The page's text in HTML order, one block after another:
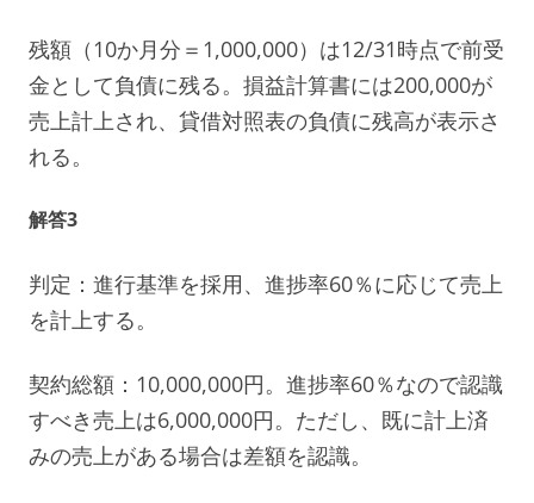
残額（10か月分＝1,000,000）は12/31時点で前受
金として負債に残る。損益計算書には200,000が
売上計上され、貸借対照表の負債に残高が表示さ
れる。
解答3
判定：進行基準を採用、進捗率60％に応じて売上
を計上する。
契約総額：10,000,000円。進捗率60％なので認識
すべき売上は6,000,000円。ただし、既に計上済
みの売上がある場合は差額を認識。